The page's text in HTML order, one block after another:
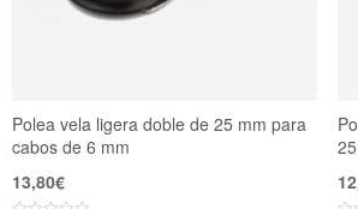
Polea vela ligera doble de 25 mm para
cabos de 6 mm
13,80€